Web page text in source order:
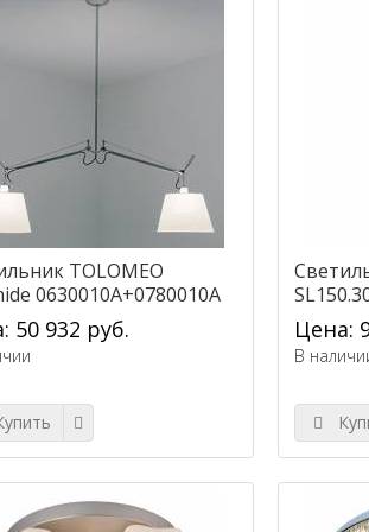
TOLOMEO
0630010A+0780010A
50 932 руб. Цена:
В